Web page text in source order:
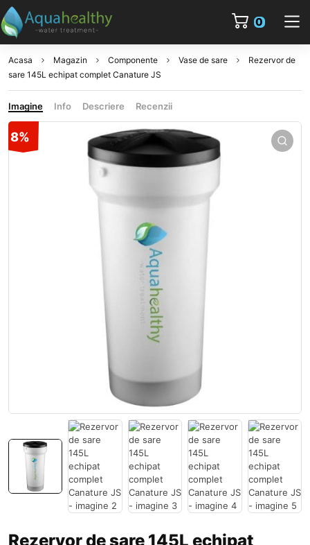
0
Acasa Magazin Componente Vase de sare
Rezervor de
sare 145L echipat complet Canature JS
Imagine Info Descriere Recenzii
8%
Rezervor de sare 145L echipat